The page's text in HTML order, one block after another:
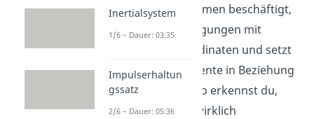
Starrkörpersystemen beschäftigt,
beschreibt Bewegungen mit
passenden Koordinaten und setzt
Kräfte und Momente in Beziehung
zur Bewegung. So erkennst du,
welche Größen wirklich
Inertialsystem
1/6 – Dauer: 03:35
Impulserhaltun
gssatz
2/6 – Dauer: 05:36